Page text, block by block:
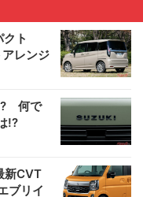
ト
レンジ
!? 何で
!?
新CVT
ブリイ